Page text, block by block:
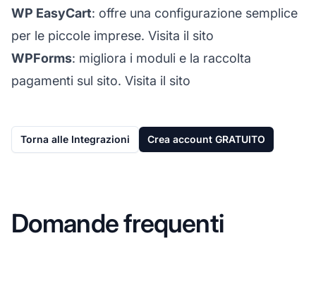
WP EasyCart: offre una configurazione semplice
per le piccole imprese. Visita il sito
WPForms: migliora i moduli e la raccolta
pagamenti sul sito. Visita il sito
Torna alle Integrazioni Crea account GRATUITO
Domande frequenti